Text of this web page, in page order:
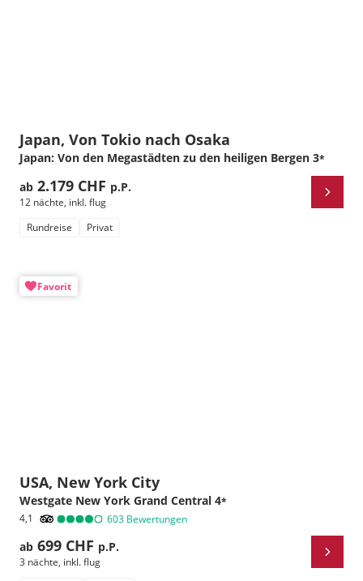
Japan, Von Tokio nach Osaka
Japan: Von den Megastädten zu den heiligen Bergen 3*
ab 2.179 CHF p.P.
12 nächte, inkl. flug
Rundreise
Privat
Favorit
USA, New York City
Westgate New York Grand Central 4*
4,1 603 Bewertungen
ab 699 CHF p.P.
3 nächte, inkl. flug